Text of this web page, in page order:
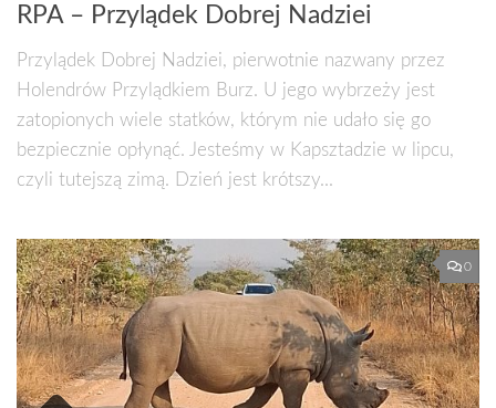
RPA – Przylądek Dobrej Nadziei
Przylądek Dobrej Nadziei, pierwotnie nazwany przez
Holendrów Przylądkiem Burz. U jego wybrzeży jest
zatopionych wiele statków, którym nie udało się go
bezpiecznie opłynąć. Jesteśmy w Kapsztadzie w lipcu,
czyli tutejszą zimą. Dzień jest krótszy...
0